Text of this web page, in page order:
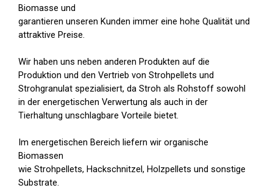
Biomasse und
garantieren unseren Kunden immer eine hohe Qualität und
attraktive Preise.
Wir haben uns neben anderen Produkten auf die
Produktion und den Vertrieb von Strohpellets und
Strohgranulat spezialisiert, da Stroh als Rohstoff sowohl
in der energetischen Verwertung als auch in der
Tierhaltung unschlagbare Vorteile bietet.
Im energetischen Bereich liefern wir organische
Biomassen
wie Strohpellets, Hackschnitzel, Holzpellets und sonstige
Substrate.